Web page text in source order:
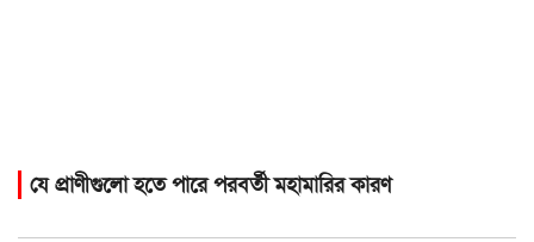
যে প্রাণীগুলো হতে পারে পরবর্তী মহামারির কারণ